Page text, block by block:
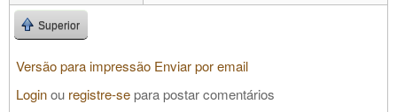
Superior
Versão para impressão Enviar por email
Loginou registre-separa postar comentários